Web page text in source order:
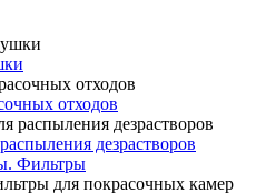
отходов
дезрастворов
Фильтры